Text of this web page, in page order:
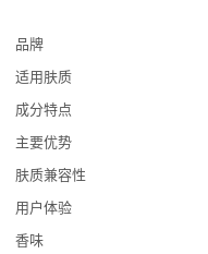
品牌
适用肤质
成分特点
主要优势
肤质兼容性
用户体验
香味